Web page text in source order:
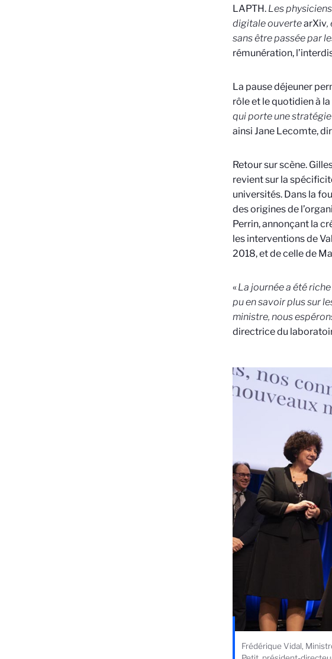
LAPTH.Les
digitale ouvertearXiv,
sans être passée par
rémunération,
La pause déjeuner
rôle et le quotidien à
qui porte une
ainsi Jane Lecomte,
Retour sur scène.
revient sur la
universités. Dans la
des origines de
Perrin, annonçant la
les interventions de
2018, et de celle de
«La journée a été
pu en savoir plus sur
ministre, nous
directrice du
Frédérique Vidal,